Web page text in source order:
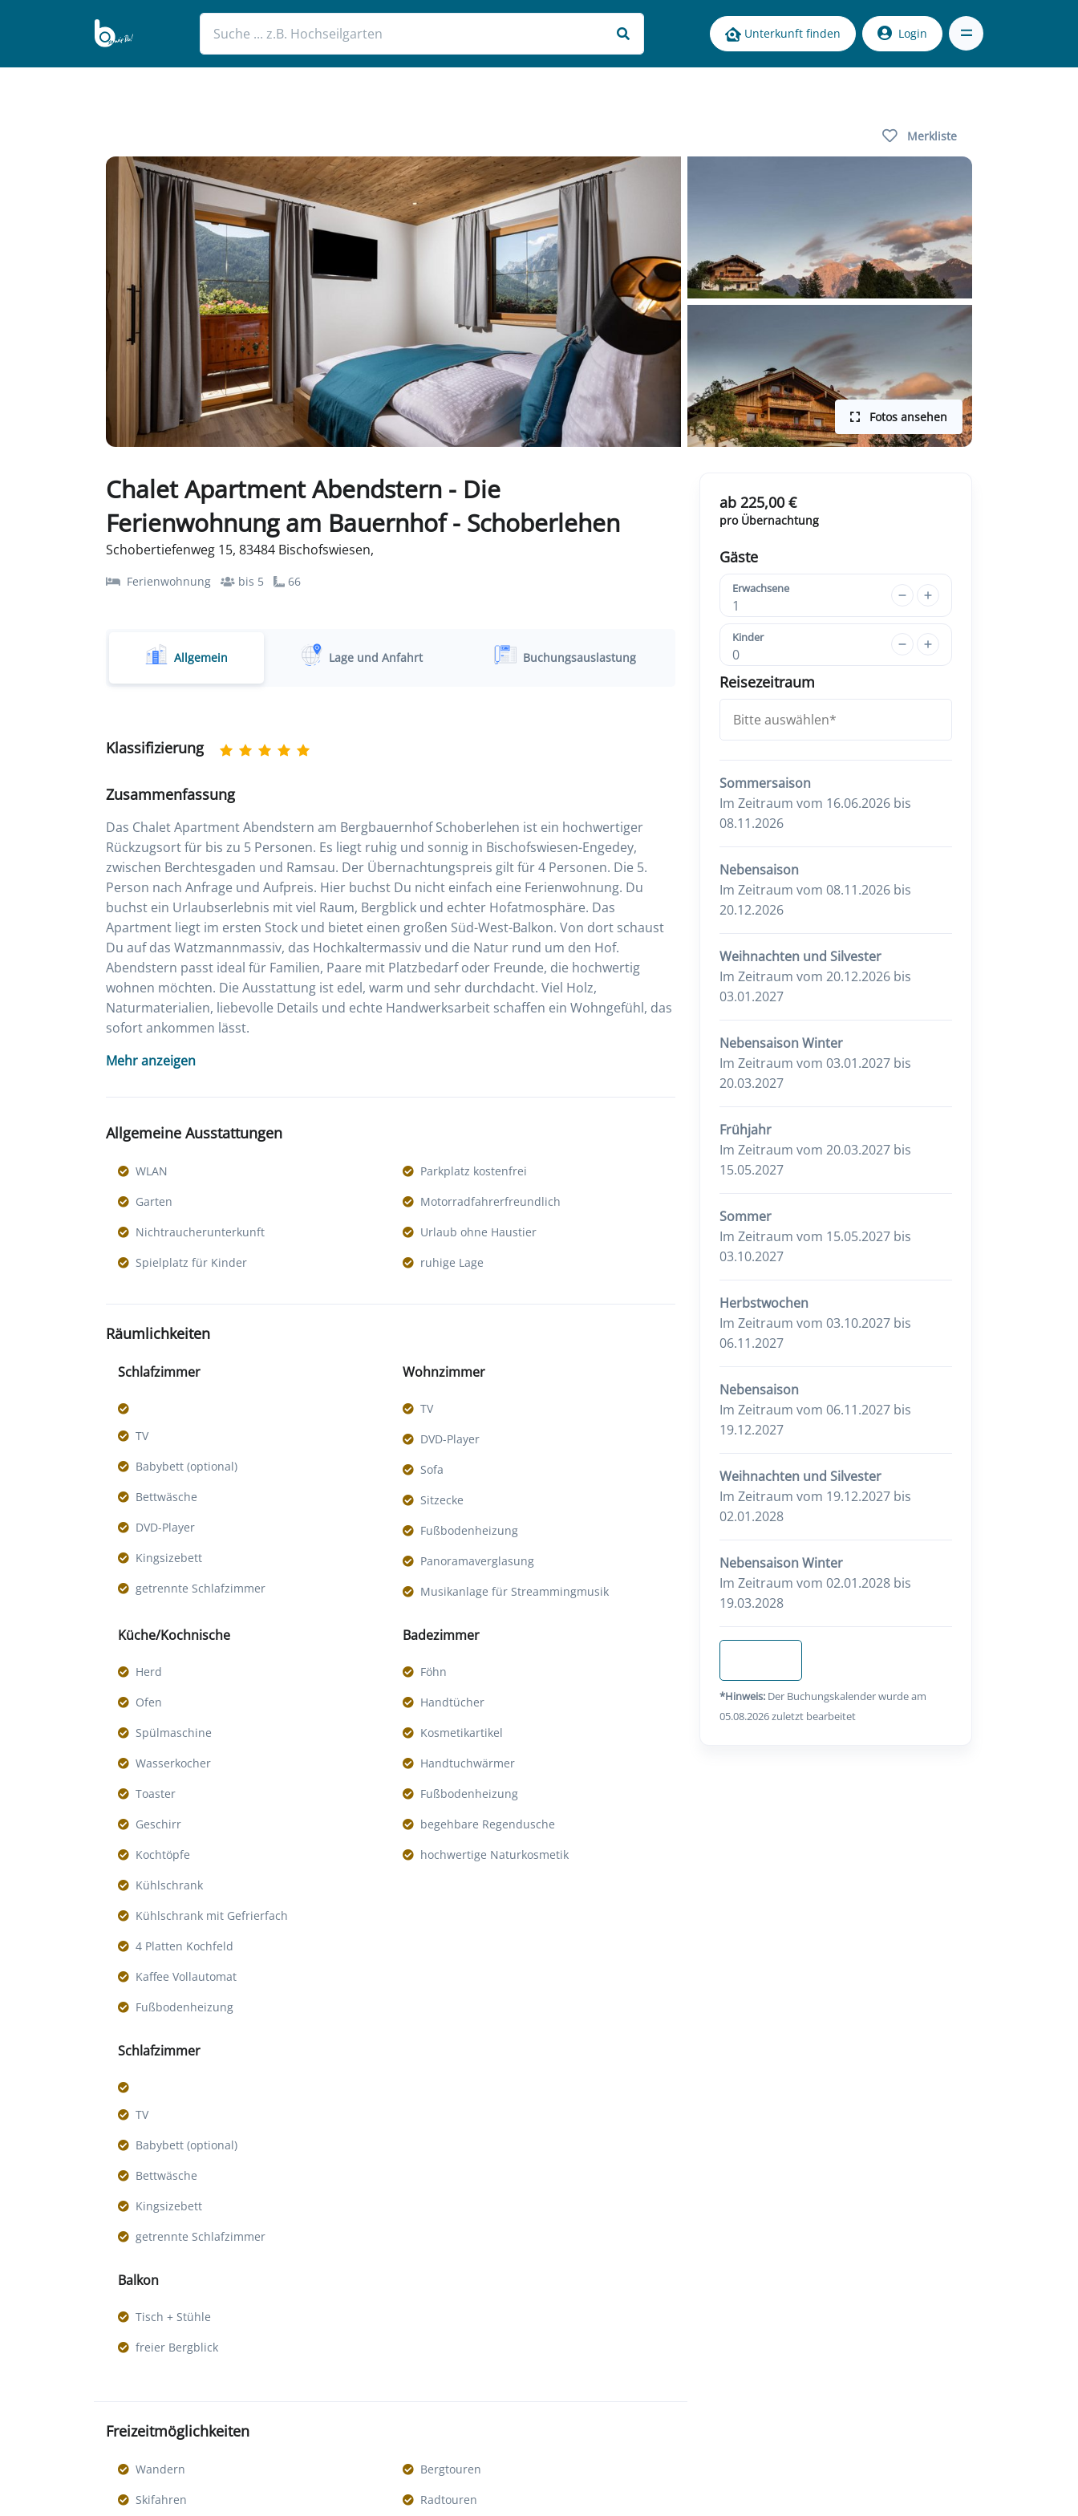
Unterkunft finden Login
Merkliste
Fotos ansehen
Chalet Apartment Abendstern - Die
Ferienwohnung am Bauernhof - Schoberlehen
Schobertiefenweg 15, 83484 Bischofswiesen,
Ferienwohnung bis 5 66
Allgemein Lage und Anfahrt Buchungsauslastung
Klassifizierung
Zusammenfassung
Das Chalet Apartment Abendstern am Bergbauernhof Schoberlehen ist ein hochwertiger
Rückzugsort für bis zu 5 Personen. Es liegt ruhig und sonnig in Bischofswiesen-Engedey,
zwischen Berchtesgaden und Ramsau. Der Übernachtungspreis gilt für 4 Personen. Die 5.
Person nach Anfrage und Aufpreis. Hier buchst Du nicht einfach eine Ferienwohnung. Du
buchst ein Urlaubserlebnis mit viel Raum, Bergblick und echter Hofatmosphäre. Das
Apartment liegt im ersten Stock und bietet einen großen Süd-West-Balkon. Von dort schaust
Du auf das Watzmannmassiv, das Hochkaltermassiv und die Natur rund um den Hof.
Abendstern passt ideal für Familien, Paare mit Platzbedarf oder Freunde, die hochwertig
wohnen möchten. Die Ausstattung ist edel, warm und sehr durchdacht. Viel Holz,
Naturmaterialien, liebevolle Details und echte Handwerksarbeit schaffen ein Wohngefühl, das
sofort ankommen lässt.
Mehr anzeigen
Allgemeine Ausstattungen
WLAN
Parkplatz kostenfrei
Garten
Motorradfahrerfreundlich
Nichtraucherunterkunft
Urlaub ohne Haustier
Spielplatz für Kinder
ruhige Lage
Räumlichkeiten
Schlafzimmer
TV
Babybett (optional)
Bettwäsche
DVD-Player
Kingsizebett
getrennte Schlafzimmer
Wohnzimmer
TV
DVD-Player
Sofa
Sitzecke
Fußbodenheizung
Panoramaverglasung
Musikanlage für Streammingmusik
Küche/Kochnische
Herd
Ofen
Spülmaschine
Wasserkocher
Toaster
Geschirr
Kochtöpfe
Kühlschrank
Kühlschrank mit Gefrierfach
4 Platten Kochfeld
Kaffee Vollautomat
Fußbodenheizung
Badezimmer
Föhn
Handtücher
Kosmetikartikel
Handtuchwärmer
Fußbodenheizung
begehbare Regendusche
hochwertige Naturkosmetik
Schlafzimmer
TV
Babybett (optional)
Bettwäsche
Kingsizebett
getrennte Schlafzimmer
Balkon
Tisch + Stühle
freier Bergblick
Freizeitmöglichkeiten
Wandern
Bergtouren
Skifahren
Radtouren
ab 225,00 €
pro Übernachtung
Gäste
Erwachsene
1
Kinder
0
Reisezeitraum
Sommersaison
Im Zeitraum vom 16.06.2026 bis
08.11.2026
Nebensaison
Im Zeitraum vom 08.11.2026 bis
20.12.2026
Weihnachten und Silvester
Im Zeitraum vom 20.12.2026 bis
03.01.2027
Nebensaison Winter
Im Zeitraum vom 03.01.2027 bis
20.03.2027
Frühjahr
Im Zeitraum vom 20.03.2027 bis
15.05.2027
Sommer
Im Zeitraum vom 15.05.2027 bis
03.10.2027
Herbstwochen
Im Zeitraum vom 03.10.2027 bis
06.11.2027
Nebensaison
Im Zeitraum vom 06.11.2027 bis
19.12.2027
Weihnachten und Silvester
Im Zeitraum vom 19.12.2027 bis
02.01.2028
Nebensaison Winter
Im Zeitraum vom 02.01.2028 bis
19.03.2028
*Hinweis: Der Buchungskalender wurde am
05.08.2026 zuletzt bearbeitet